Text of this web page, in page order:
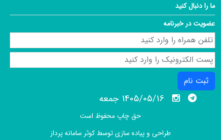
ما را دنبال کنید
عضویت در خبرنامه
ثبت نام
1405/05/16 جمعه
حق چاپ محفوظ است
طراحی و پیاده سازی توسط کوثر سامانه پرداز